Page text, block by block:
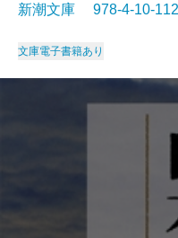
新潮文庫 978-4-10-
文庫電子書籍あり